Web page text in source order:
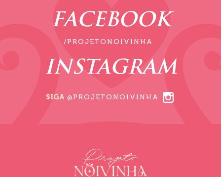
FACEBOOK
/PROJETONOIVINHA
INSTAGRAM
SIGA @PROJETONOIVINHA